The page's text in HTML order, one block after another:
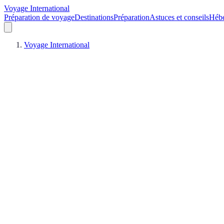
Voyage International
Préparation de voyageDestinationsPréparationAstuces et conseils
Voyage International